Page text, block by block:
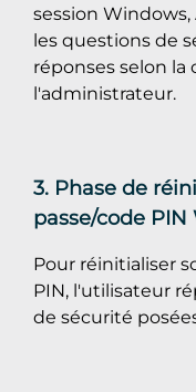
session
les questions de
réponses selon
l'administrateur.
3. Phase de
passe/code
Pour réinitialiser
PIN, l'utilisateur
de sécurité